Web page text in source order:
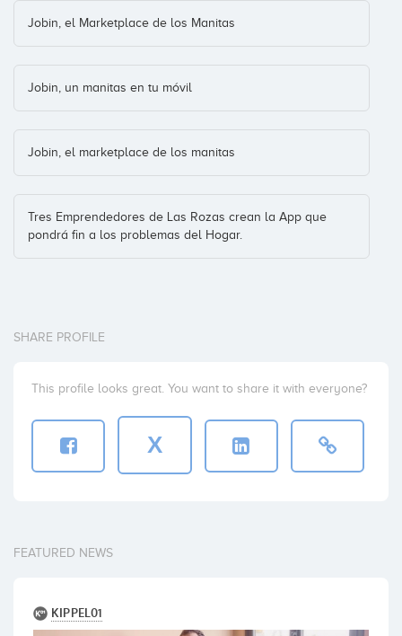
Jobin, el Marketplace de los Manitas
Jobin, un manitas en tu móvil
Jobin, el marketplace de los manitas
Tres Emprendedores de Las Rozas crean la App que
pondrá fin a los problemas del Hogar.
SHARE PROFILE
This profile looks great. You want to share it with everyone?
X
FEATURED NEWS